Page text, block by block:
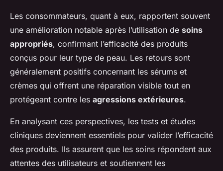
Les consommateurs, quant à eux, rapportent souvent
une amélioration notable après l’utilisation de soins
appropriés, confirmant l’efficacité des produits
conçus pour leur type de peau. Les retours sont
généralement positifs concernant les sérums et
crèmes qui offrent une réparation visible tout en
protégeant contre les agressions extérieures.
En analysant ces perspectives, les tests et études
cliniques deviennent essentiels pour valider l’efficacité
des produits. Ils assurent que les soins répondent aux
attentes des utilisateurs et soutiennent les